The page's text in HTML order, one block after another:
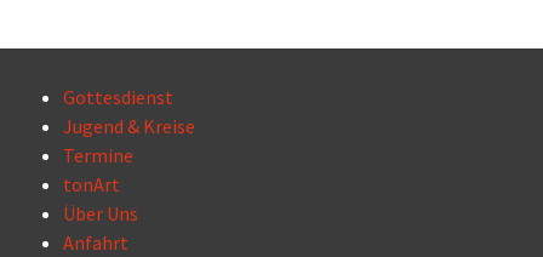
Gottesdienst
Jugend & Kreise
Termine
tonArt
Über Uns
Anfahrt